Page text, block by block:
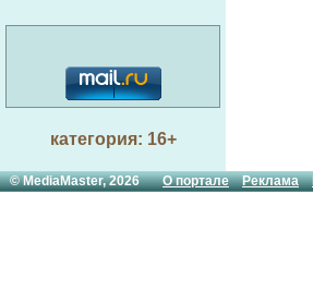
категория: 16+
© MediaMaster, 2026О портале Реклама